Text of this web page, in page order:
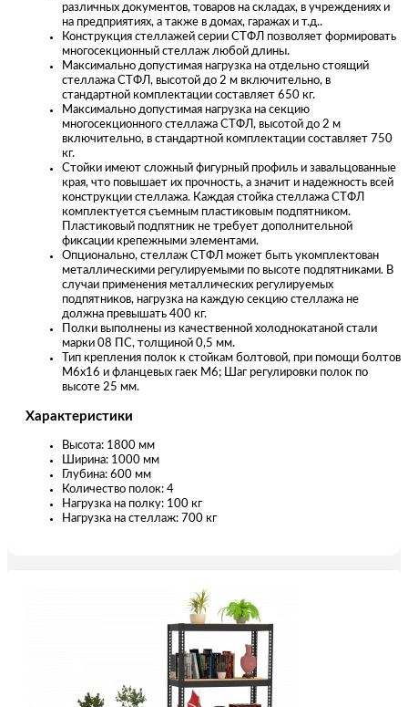
различных документов, товаров на складах, в учреждениях и
на предприятиях, а также в домах, гаражах и т.д..
Конструкция стеллажей серии СТФЛ позволяет формировать
многосекционный стеллаж любой длины.
Максимально допустимая нагрузка на отдельно стоящий
стеллажа СТФЛ, высотой до 2 м включительно, в
стандартной комплектации составляет 650 кг.
Максимально допустимая нагрузка на секцию
многосекционного стеллажа СТФЛ, высотой до 2 м
включительно, в стандартной комплектации составляет 750
кг.
Стойки имеют сложный фигурный профиль и завальцованные
края, что повышает их прочность, а значит и надежность всей
конструкции стеллажа. Каждая стойка стеллажа СТФЛ
комплектуется съемным пластиковым подпятником.
Пластиковый подпятник не требует дополнительной
фиксации крепежными элементами.
Опционально, стеллаж СТФЛ может быть укомплектован
металлическими регулируемыми по высоте подпятниками. В
случаи применения металлических регулируемых
подпятников, нагрузка на каждую секцию стеллажа не
должна превышать 400 кг.
Полки выполнены из качественной холоднокатаной стали
марки 08 ПС, толщиной 0,5 мм.
Тип крепления полок к стойкам болтовой, при помощи болтов
М6х16 и фланцевых гаек М6; Шаг регулировки полок по
высоте 25 мм.
Характеристики
Высота: 1800 мм
Ширина: 1000 мм
Глубина: 600 мм
Количество полок: 4
Нагрузка на полку: 100 кг
Нагрузка на стеллаж: 700 кг